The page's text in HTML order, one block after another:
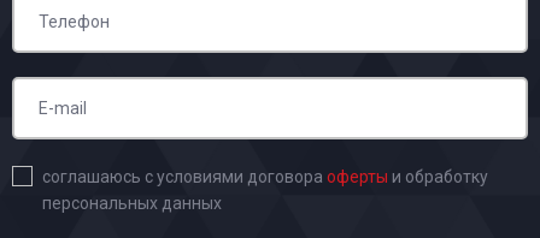
соглашаюсь с условиями договора оферты и обработку
персональных данных